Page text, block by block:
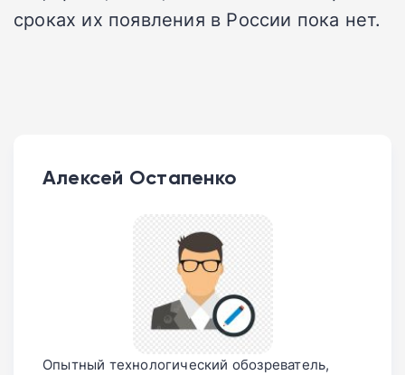
сроках их появления в России пока нет.
Алексей Остапенко
Опытный технологический обозреватель,